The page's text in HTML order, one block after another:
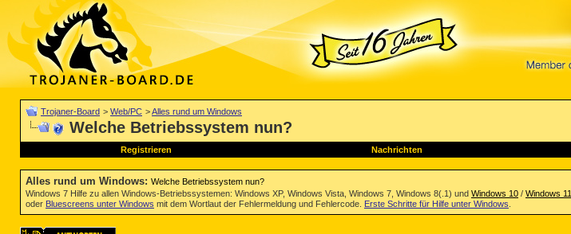
Trojaner-Board > Web/PC >Alles rund um Windows
Welche Betriebssystem nun?
Registrieren Nachrichten
Alles rund um Windows: Welche Betriebssystem nun?
Windows 7 Hilfe zu allen Windows-Betriebssystemen: Windows XP, Windows Vista, Windows 7, Windows 8(.1) und Windows 10 / Windows 11
oder Bluescreens unter Windows mit dem Wortlaut der Fehlermeldung und Fehlercode. Erste Schritte für Hilfe unter Windows